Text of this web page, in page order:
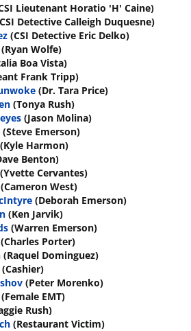
Lieutenant Horatio 'H' Caine)
Detective Calleigh Duquesne)
(CSI Detective Eric Delko)
(Ryan Wolfe)
Boa Vista)
Frank Tripp)
(Dr. Tara Price)
(Tonya Rush)
(Jason Molina)
(Steve Emerson)
(Kyle Harmon)
Benton)
(Yvette Cervantes)
(Cameron West)
(Deborah Emerson)
(Ken Jarvik)
(Warren Emerson)
(Charles Porter)
(Raquel Dominguez)
(Cashier)
(Peter Morenko)
(Female EMT)
Rush)
(Restaurant Victim)